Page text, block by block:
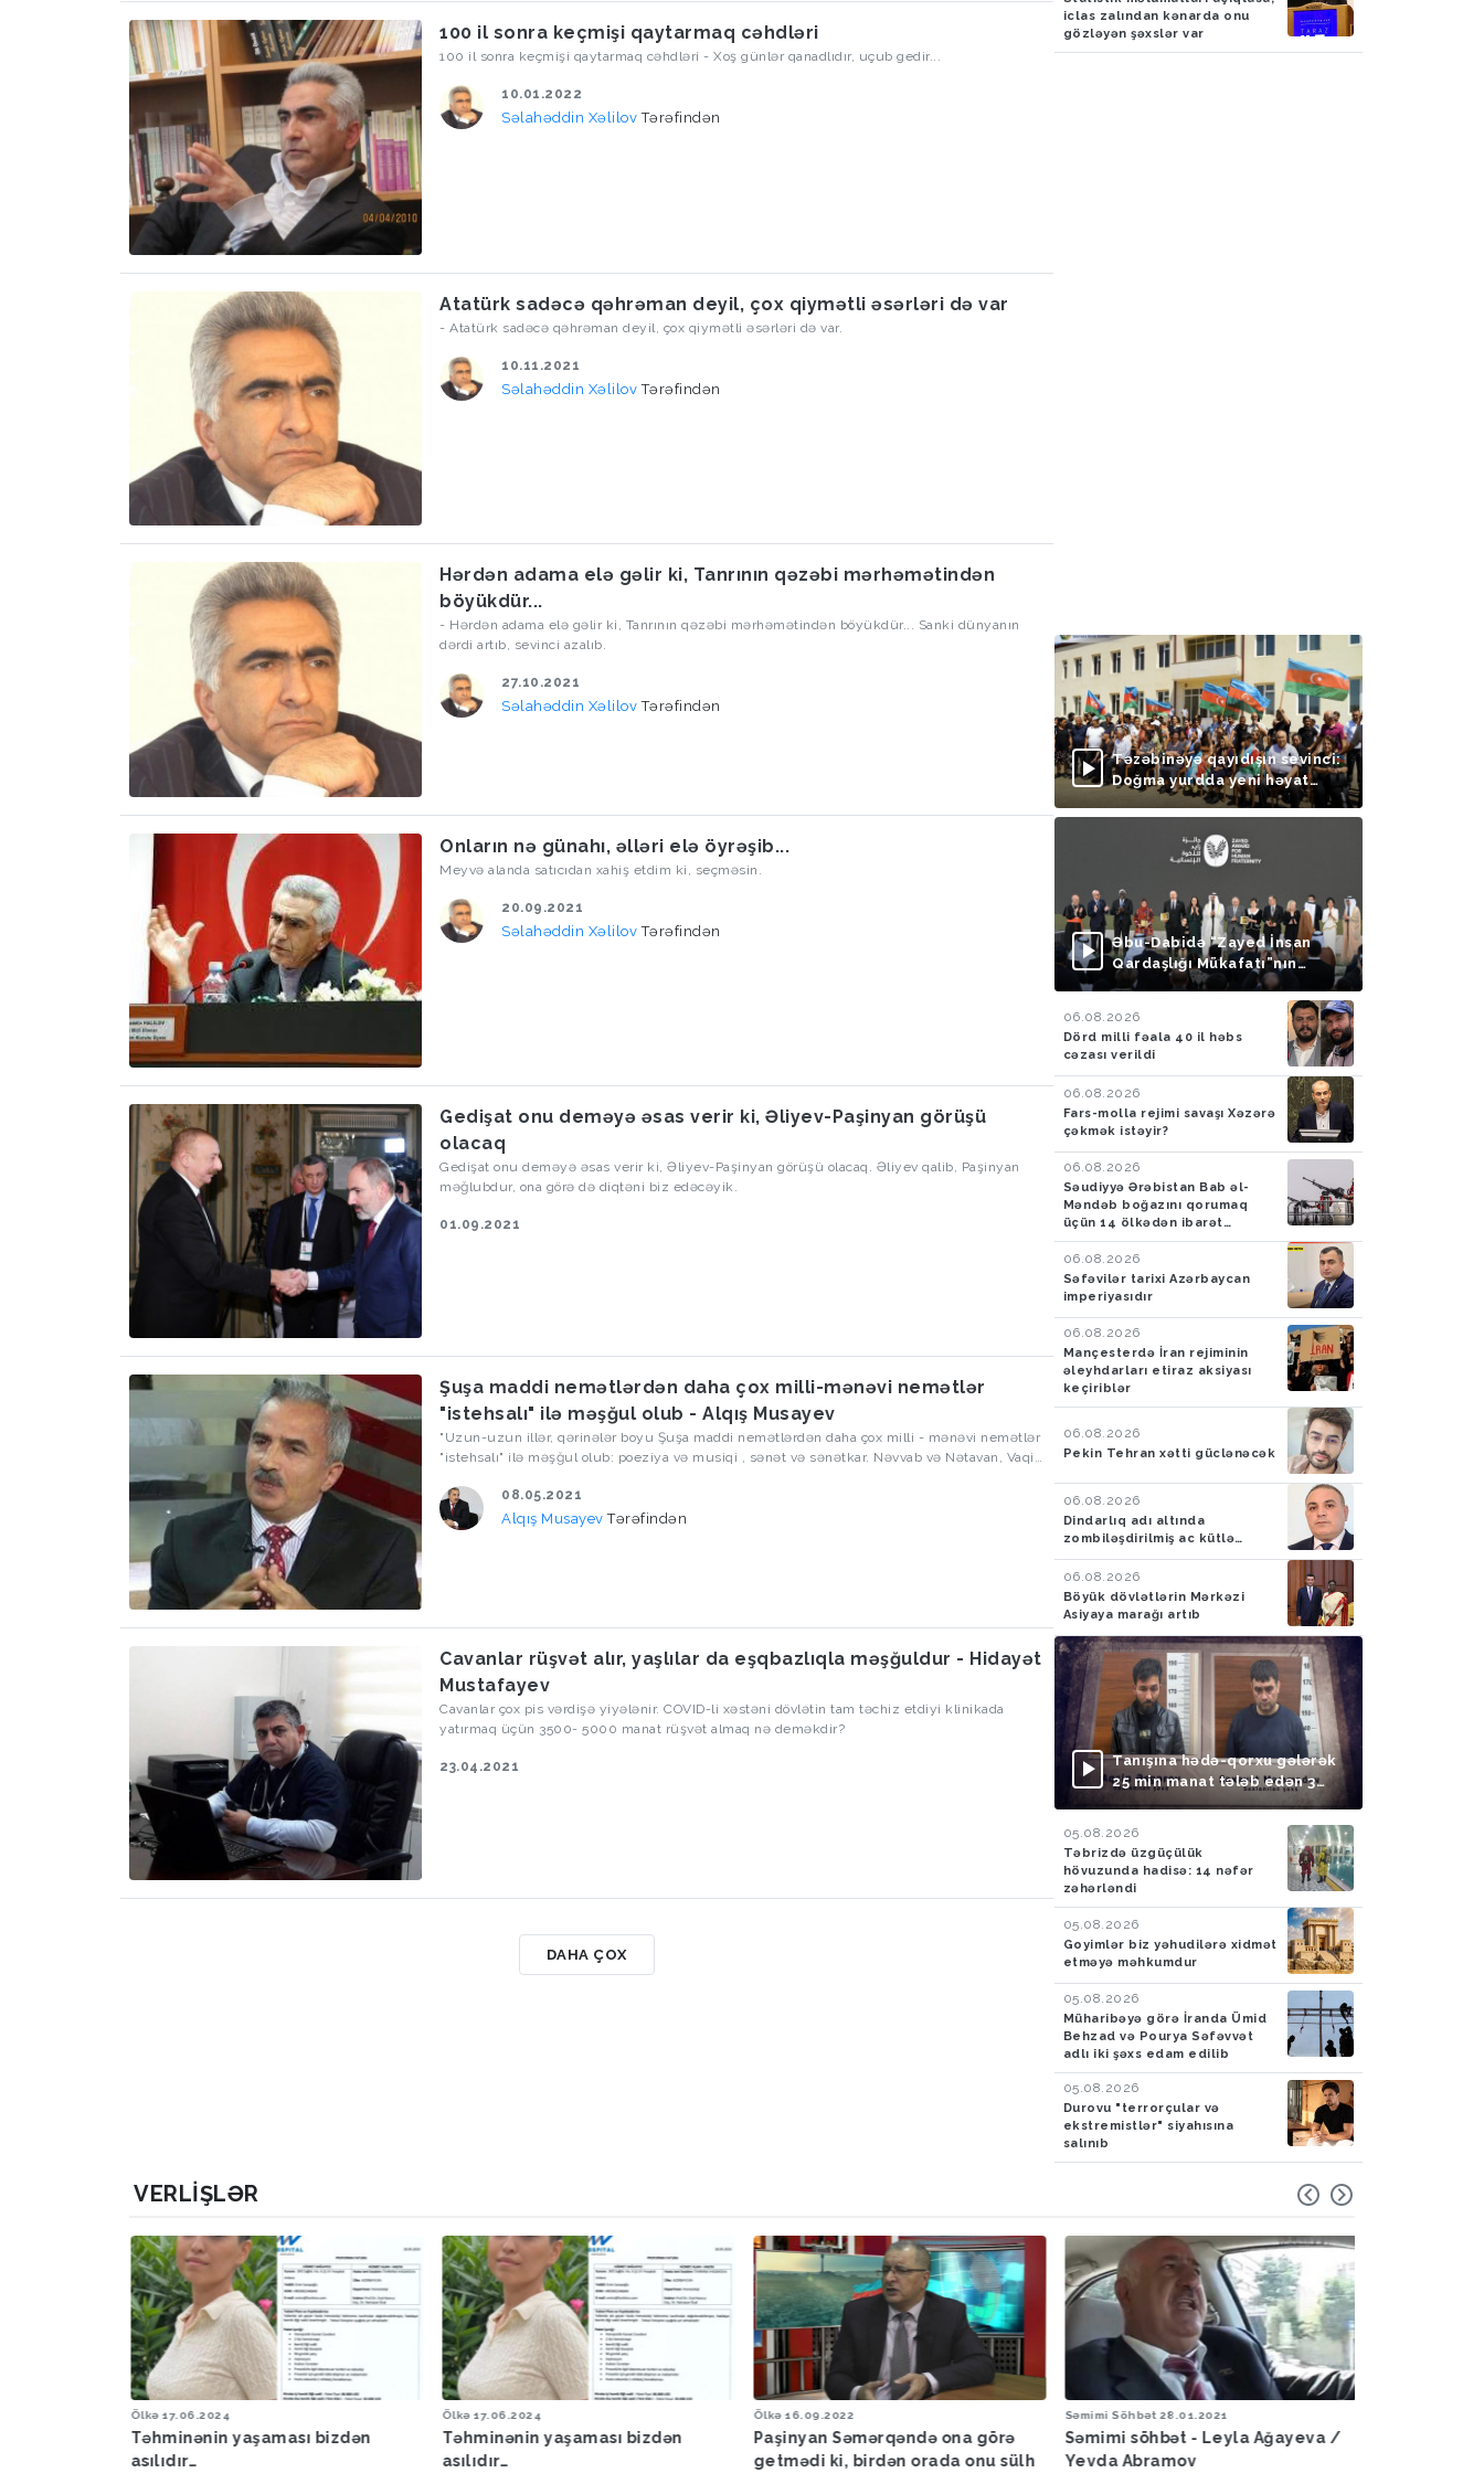
100 il sonra keçmişi qaytarmaq cəhdləri
100 il sonra keçmişi qaytarmaq cəhdləri - Xoş günlər qanadlıdır, uçub gedir...
10.01.2022
Səlahəddin XəlilovTərəfindən
Atatürk sadəcə qəhrəman deyil, çox qiymətli əsərləri də var
- Atatürk sadəcə qəhrəman deyil, çox qiymətli əsərləri də var.
10.11.2021
Səlahəddin XəlilovTərəfindən
Hərdən adama elə gəlir ki, Tanrının qəzəbi mərhəmətindən
böyükdür...
- Hərdən adama elə gəlir ki, Tanrının qəzəbi mərhəmətindən böyükdür... Sanki dünyanın
dərdi artıb, sevinci azalıb.
27.10.2021
Səlahəddin XəlilovTərəfindən
Onların nə günahı, əlləri elə öyrəşib...
Meyvə alanda satıcıdan xahiş etdim ki, seçməsin.
20.09.2021
Səlahəddin XəlilovTərəfindən
Gedişat onu deməyə əsas verir ki, Əliyev-Paşinyan görüşü
olacaq
Gedişat onu deməyə əsas verir ki, Əliyev-Paşinyan görüşü olacaq. Əliyev qalib, Paşinyan
məğlubdur, ona görə də diqtəni biz edəcəyik.
01.09.2021
Şuşa maddi nemətlərdən daha çox milli-mənəvi nemətlər
"istehsalı" ilə məşğul olub - Alqış Musayev
"Uzun-uzun illər, qərinələr boyu Şuşa maddi nemətlərdən daha çox milli - mənəvi nemətlər
"istehsalı" ilə məşğul olub: poeziya və musiqi , sənət və sənətkar. Nəvvab və Nətavan, Vaqif
08.05.2021
Alqış MusayevTərəfindən
Cavanlar rüşvət alır, yaşlılar da eşqbazlıqla məşğuldur - Hidayət
Mustafayev
Cavanlar çox pis vərdişə yiyələnir. COVID-li xəstəni dövlətin tam təchiz etdiyi klinikada
yatırmaq üçün 3500- 5000 manat rüşvət almaq nə deməkdir?
23.04.2021
DAHA ÇOX
iclas zalından kənarda onu
gözləyən şəxslər var
Təzəbinəyə qayıdışın sevinci:
Doğma yurdda yeni həyat
başlayır
Əbu-Dabidə “Zayed İnsan
Qardaşlığı Mükafatı”nın
təqdimolunma mərasimi
06.08.2026
Dörd milli fəala 40 il həbs
cəzası verildi
06.08.2026
Fars-molla rejimi savaşı Xəzərə
çəkmək istəyir?
06.08.2026
Səudiyyə Ərəbistan Bab əl-
Məndəb boğazını qorumaq
üçün 14 ölkədən ibarət
müdafiə koalisiyası yaradıb
06.08.2026
Səfəvilər tarixi Azərbaycan
imperiyasıdır
06.08.2026
Mançesterdə İran rejiminin
əleyhdarları etiraz aksiyası
keçiriblər
06.08.2026
Pekin Tehran xətti güclənəcək
06.08.2026
Dindarlıq adı altında
zombiləşdirilmiş ac kütlə…
06.08.2026
Böyük dövlətlərin Mərkəzi
Asiyaya marağı artıb
Tanışına hədə-qorxu gələrək
25 min manat tələb edən 3
nəfər saxlanılıb
05.08.2026
Təbrizdə üzgüçülük
hövuzunda hadisə: 14 nəfər
zəhərləndi
05.08.2026
Goyimlər biz yəhudilərə xidmət
etməyə məhkumdur
05.08.2026
Müharibəyə görə İranda Ümid
Behzad və Pourya Səfəvvət
adlı iki şəxs edam edilib
05.08.2026
Durovu "terrorçular və
ekstremistlər" siyahısına
salınıb
VERLIŞLƏR
Ölkə 17.06.2024
Təhminənin yaşaması bizdən
asılıdır…
Ölkə 16.09.2022
Paşinyan Səmərqəndə ona görə
getmədi ki, birdən orada onu sülh
Səmimi Söhbət 28.01.2021
Səmimi söhbət - Leyla Ağayeva /
Yevda Abramov
Dünya 17.06.2024
Təhminənin yaşaması bizdən
asılıdır…